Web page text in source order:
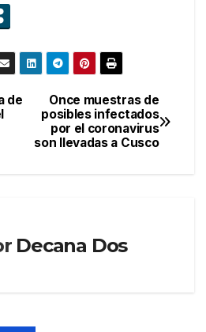
Once muestras de
posibles infectados
por el coronavirus
son llevadas a Cusco
de
Decana Dos